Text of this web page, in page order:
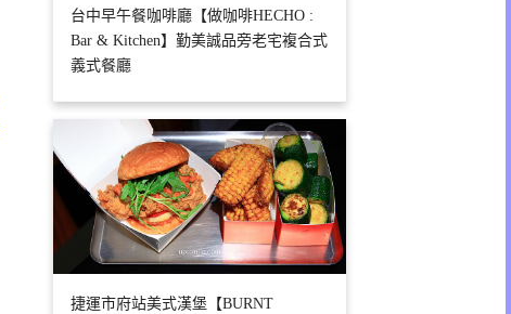
台中早午餐咖啡廳【做咖啡HECHO :
Bar & Kitchen】勤美誠品旁老宅複合式
義式餐廳
捷運市府站美式漢堡【BURNT